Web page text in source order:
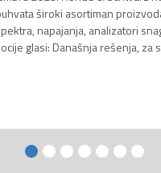
široki asortiman
napajanja, analizatori
glasi: Današnja rešenja, za